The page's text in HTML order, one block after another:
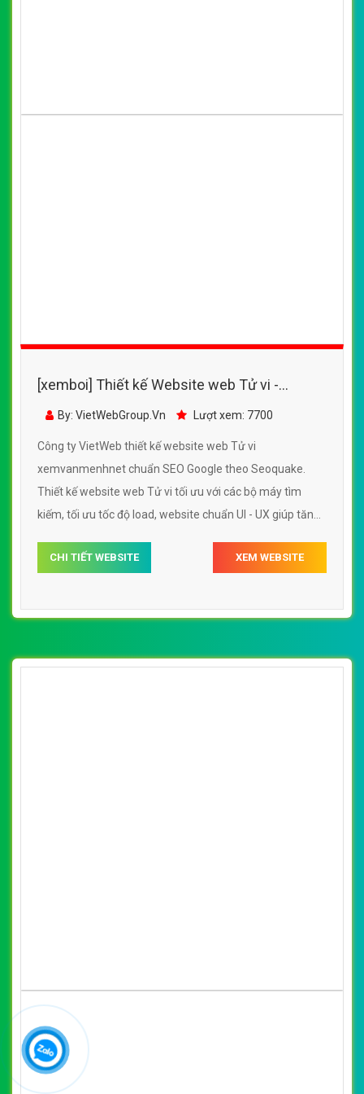
[xemboi] Thiết kế Website web Tử vi -
xemvanmenhnet
By: VietWebGroup.Vn Lượt xem: 7700
Công ty VietWeb thiết kế website web Tử vi
xemvanmenhnet chuẩn SEO Google theo Seoquake.
Thiết kế website web Tử vi tối ưu với các bộ máy tìm
kiếm, tối ưu tốc độ load, website chuẩn UI - UX giúp tăng
xemvanmenhnet
CHI TIẾT WEBSITE XEM WEBSITE